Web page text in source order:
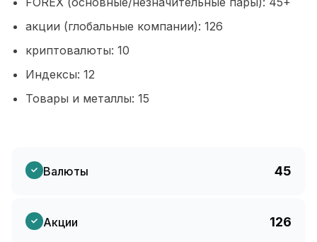
акции (глобальные компании): 126
криптовалюты: 10
Индексы: 12
Товары и металлы: 15
Валюты 45
Акции 126